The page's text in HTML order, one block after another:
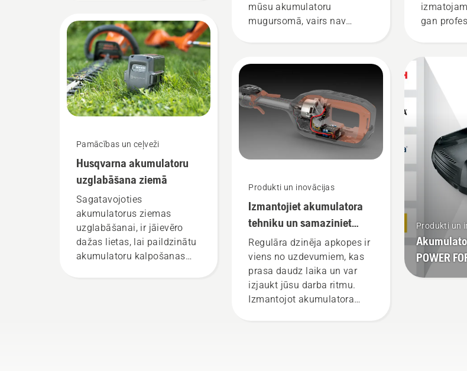
Pamācības un ceļveži
Husqvarna akumulatoru
uzglabāšana ziemā
Sagatavojoties
akumulatorus ziemas
uzglabāšanai, ir jāievēro
dažas lietas, lai paildzinātu
akumulatoru kalpošanas
mūsu akumulatoru
mugursomā, vairs nav
pavisam jauns akumulatoru
stāsta Johans Svenungs
(Johan Svennung),
Husqvarna elektrisko un ar
akumulatoru darbināmo
rokā turamo produktu
nodaļas vadītājs.
Produkti un inovācijas
Izmantojiet akumulatora
tehniku un samaziniet
apkopes apjomu
Regulāra dzinēja apkopes ir
viens no uzdevumiem, kas
prasa daudz laika un var
izjaukt jūsu darba ritmu.
Izmantojot akumulatora
gan
Produkti un
POWER